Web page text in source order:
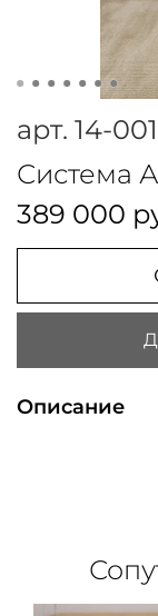
арт. 14-
Система
389 000
Описание